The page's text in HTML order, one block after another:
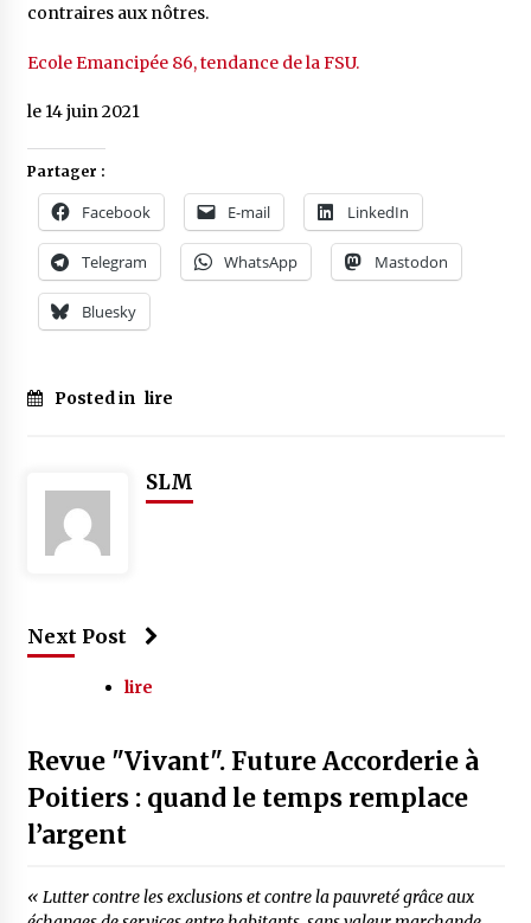
contraires aux nôtres.
Ecole Emancipée 86, tendance de la FSU.
le 14 juin 2021
Partager :
Facebook E-mail LinkedIn
Telegram WhatsApp Mastodon
Bluesky
Posted in lire
SLM
Next Post
lire
Revue "Vivant". Future Accorderie à
Poitiers : quand le temps remplace
l’argent
« Lutter contre les exclusions et contre la pauvreté grâce aux